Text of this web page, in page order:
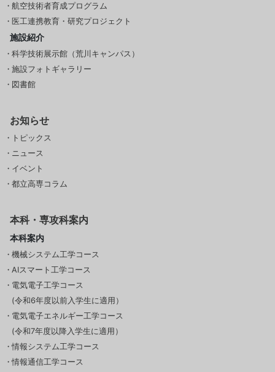
航空技術者育成プログラム
医工連携教育・研究プロジェクト
施設紹介
科学技術展示館（荒川キャンパス）
施設フォトギャラリー
図書館
お知らせ
トピックス
ニュース
イベント
都立高専コラム
本科・専攻科案内
本科案内
機械システム工学コース
AIスマート工学コース
電気電子工学コース
(令和6年度以前入学生に適用）
電気電子エネルギー工学コース
(令和7年度以降入学生に適用）
情報システム工学コース
情報通信工学コース